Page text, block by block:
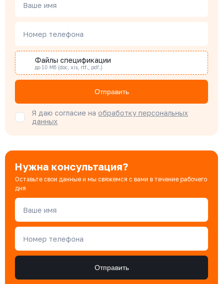
Наталья Гомонова
Бондарюк Евгения
Специалист отдела продаж
Ваше имя
Номер телефона
Файлы спецификации
до 10 Мб (doc, xis, rtf., pdf.)
Отправить
Я даю согласие на обработку персональных
данных
Нужна консультация?
Оставьте свои данные и мы свяжемся с вами в течение рабочего
дня
Ваше имя
Номер телефона
Отправить